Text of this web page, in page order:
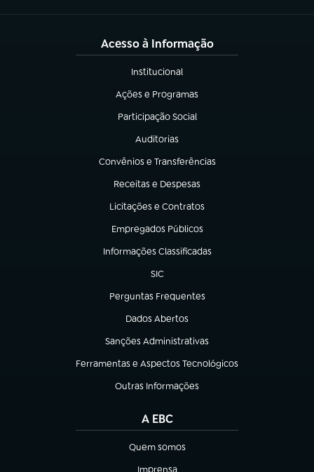
Acesso à Informação
Institucional
(abre em nova aba)
Ações e Programas
(abre em nova aba)
Participação Social
(abre em nova aba)
Auditorias
(abre em nova aba)
Convênios e Transferências
(abre em nova aba)
Receitas e Despesas
(abre em nova aba)
Licitações e Contratos
(abre em nova aba)
Empregados Públicos
(abre em nova aba)
Informações Classificadas
(abre em nova aba)
SIC
(abre em nova aba)
Perguntas Frequentes
(abre em nova aba)
Dados Abertos
(abre em nova aba)
Sanções Administrativas
(abre em nova aba)
Ferramentas e Aspectos Tecnológicos
(abre em nova aba)
Outras Informações
(abre em nova aba)
A EBC
Quem somos
(abre em nova aba)